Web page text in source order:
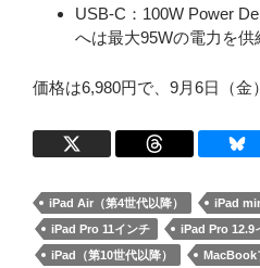
USB-C：100W Power
へは最大95Wの電力を供
価格は6,980円で、9⽉6⽇（金
iPad Air（第4世代以降）
iPad
iPad Pro 11インチ
iPad Pro 12.9
iPad（第10世代以降）
MacBook